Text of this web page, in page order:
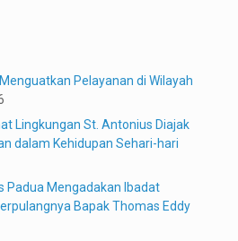
Pelayanan di Wilayah
Lingkungan St. Antonius Diajak
dalam Kehidupan Sehari-hari
Padua Mengadakan Ibadat
Bapak Thomas Eddy